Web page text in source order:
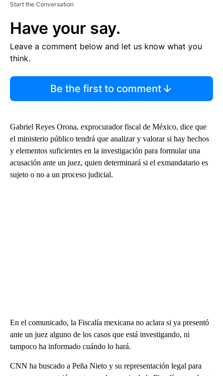
Start the Conversation
Have your say.
Leave a comment below and let us know what you
think.
Be the first to comment
Gabriel Reyes Orona, exprocurador fiscal de México, dice que
el ministerio público tendrá que analizar y valorar si hay hechos
y elementos suficientes en la investigación para formular una
acusación ante un juez, quien determinará si el exmandatario es
sujeto o no a un proceso judicial.
En el comunicado, la Fiscalía mexicana no aclara si ya presentó
ante un juez alguno de los casos que está investigando, ni
tampoco ha informado cuándo lo hará.
CNN ha buscado a Peña Nieto y su representación legal para